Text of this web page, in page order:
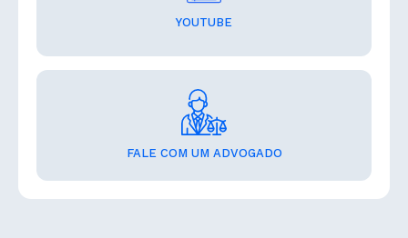
YOUTUBE
FALE COM UM ADVOGADO